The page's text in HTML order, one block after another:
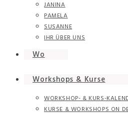
JANINA
PAMELA
SUSANNE
IHR ÜBER UNS
Wo
Workshops & Kurse
WORKSHOP- & KURS-
KURSE & WORKSHOPS ON